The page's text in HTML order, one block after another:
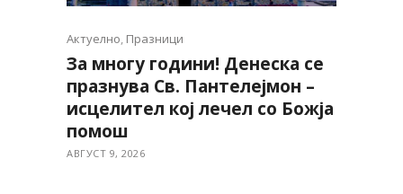
Актуелно, Празници
За многу години! Денеска се
празнува Св. Пантелејмон –
исцелител кој лечел со Божја
помош
АВГУСТ 9, 2026